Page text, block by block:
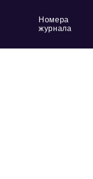
Номера
журнала